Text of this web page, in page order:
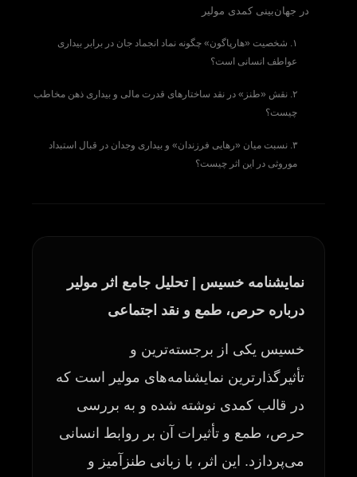
در جهان‌بینی کمدی مولیر
۱. شخصیت «هارپاگون» چگونه نماد انجماد جان در برابر بیداری
عواطف انسانی است؟
۲. نقش «طنز» در نقد ساختارهای قدرت مالی و بیداری ذهن مخاطب
چیست؟
۳. نسبت میان «رهایی فرزندان» و بیداری وجدان در قبال استبداد
موروثی در این اثر چیست؟
نمایشنامه خسیس | تحلیل جامع اثر مولیر
درباره حرص، طمع و نقد اجتماعی
خسیس یکی از برجسته‌ترین و
تأثیرگذارترین نمایشنامه‌های مولیر است که
در قالب کمدی نوشته شده و به بررسی
حرص، طمع و تأثیرات آن بر روابط انسانی
می‌پردازد. این اثر، با زبانی طنزآمیز و